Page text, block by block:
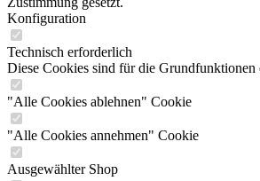
Konfiguration
Technisch erforderlich
Diese Cookies sind für die Grundfunktionen
"Alle Cookies ablehnen" Cookie
"Alle Cookies annehmen" Cookie
Ausgewählter Shop